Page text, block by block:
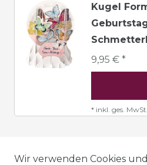
Kugel
9,95 € *
* inkl. ges. MwSt.
AGB
Wir verwenden Cookies